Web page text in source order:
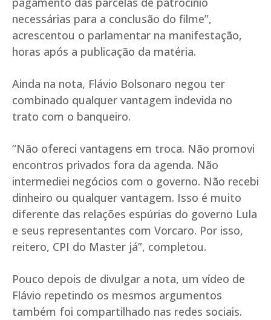
necessárias para a conclusão do filme”,
acrescentou o parlamentar na manifestação,
horas após a publicação da matéria.
Ainda na nota, Flávio Bolsonaro negou ter
combinado qualquer vantagem indevida no
trato com o banqueiro.
“Não ofereci vantagens em troca. Não promovi
encontros privados fora da agenda. Não
intermediei negócios com o governo. Não recebi
dinheiro ou qualquer vantagem. Isso é muito
diferente das relações espúrias do governo Lula
e seus representantes com Vorcaro. Por isso,
reitero, CPI do Master já”, completou.
Pouco depois de divulgar a nota, um vídeo de
Flávio repetindo os mesmos argumentos
também foi compartilhado nas redes sociais.